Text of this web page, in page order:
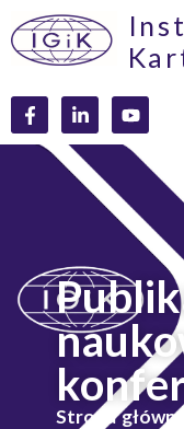
Strona główna